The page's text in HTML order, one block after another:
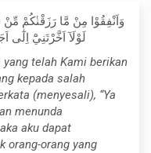
وَاَنْفِقُوْا مِنْ مَّا رَزَقْنٰكُمْ
لَوْلَآ اَخَّرْتَنِيْٓ
telah Kami berikan
kepada salah
(menyesali), “Ya
menunda
aku dapat
orang-orang yang